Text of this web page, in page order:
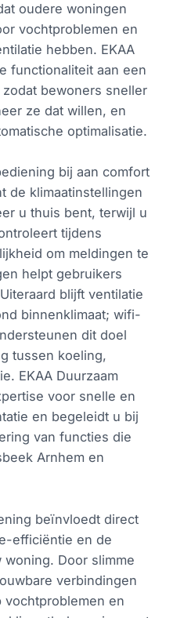
oudere woningen
vochtproblemen en
hebben. EKAA
functionaliteit aan een
bewoners sneller
ze dat willen, en
optimalisatie.
bij aan comfort
de klimaatinstellingen
u thuis bent, terwijl u
tijdens
om meldingen te
helpt gebruikers
blijft ventilatie
binnenklimaat; wifi-
dit doel
tussen koeling,
EKAA Duurzaam
voor snelle en
en begeleidt u bij
van functies die
Arnhem en
beïnvloedt direct
efficiëntie en de
Door slimme
verbindingen
vochtproblemen en